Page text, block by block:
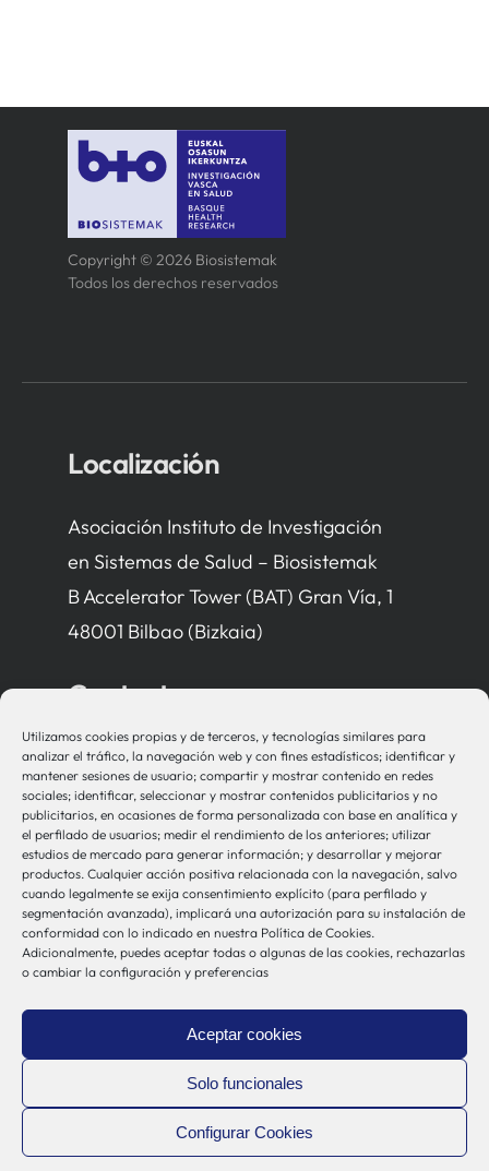
Utilizamos cookies propias y de terceros, y tecnologías similares para
analizar el tráfico, la navegación web y con fines estadísticos; identificar y
mantener sesiones de usuario; compartir y mostrar contenido en redes
sociales; identificar, seleccionar y mostrar contenidos publicitarios y no
publicitarios, en ocasiones de forma personalizada con base en analítica y
el perfilado de usuarios; medir el rendimiento de los anteriores; utilizar
estudios de mercado para generar información; y desarrollar y mejorar
productos. Cualquier acción positiva relacionada con la navegación, salvo
cuando legalmente se exija consentimiento explícito (para perfilado y
segmentación avanzada), implicará una autorización para su instalación de
conformidad con lo indicado en nuestra Política de Cookies.
Adicionalmente, puedes aceptar todas o algunas de las cookies, rechazarlas
o cambiar la configuración y preferencias
Aceptar cookies
Solo funcionales
Configurar Cookies
Copyright © 2026 Biosistemak
Todos los derechos reservados
Localización
Asociación Instituto de Investigación
en Sistemas de Salud – Biosistemak
B Accelerator Tower (BAT) Gran Vía, 1
48001 Bilbao (Bizkaia)
Contacto
bio-sistemak@bio-sistemak.eus
944 00 77 90
Otros Enlaces
Osakidetza
Política de Privacidad
Política de Cookies